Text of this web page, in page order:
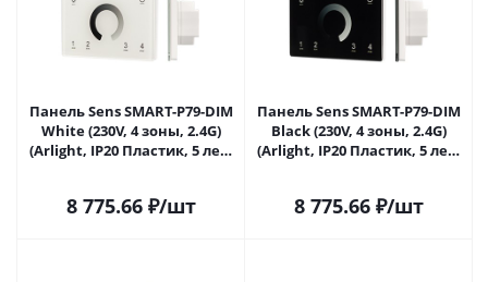
Панель Sens SMART-P79-DIM
White (230V, 4 зоны, 2.4G)
(Arlight, IP20 Пластик, 5 лет)
8 775.66₽/шт
Панель Sens SMART-P79-DIM
Black (230V, 4 зоны, 2.4G)
(Arlight, IP20 Пластик, 5 лет)
8 775.66₽/шт